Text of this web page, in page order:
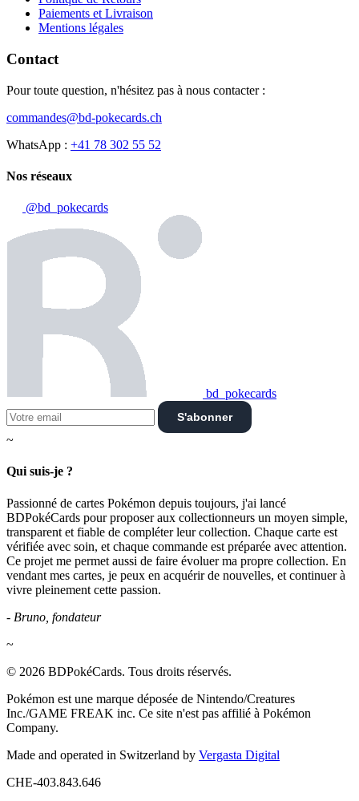
Paiements et Livraison
Mentions légales
Contact
Pour toute question, n'hésitez pas à nous contacter :
commandes@bd-pokecards.ch
WhatsApp : +41 78 302 55 52
Nos réseaux
@bd_pokecards
bd_pokecards
S'abonner
~
Qui suis-je ?
Passionné de cartes Pokémon depuis toujours, j'ai lancé
BDPokéCards pour proposer aux collectionneurs un moyen simple,
transparent et fiable de compléter leur collection. Chaque carte est
vérifiée avec soin, et chaque commande est préparée avec attention.
Ce projet me permet aussi de faire évoluer ma propre collection. En
vendant mes cartes, je peux en acquérir de nouvelles, et continuer à
vivre pleinement cette passion.
- Bruno, fondateur
~
© 2026 BDPokéCards. Tous droits réservés.
Pokémon est une marque déposée de Nintendo/Creatures
Inc./GAME FREAK inc. Ce site n'est pas affilié à Pokémon
Company.
Made and operated in Switzerland by Vergasta Digital
CHE-403.843.646